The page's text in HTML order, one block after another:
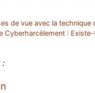
de vue avec la
Cyberharcèlement :
: